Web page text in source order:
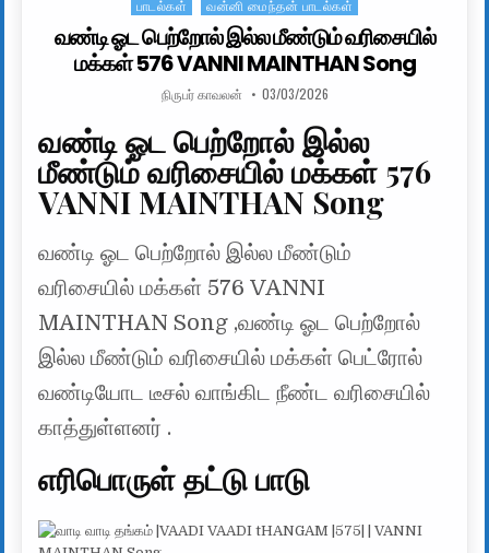
Posted in
பாடல்கள் வன்னி மைந்தன் பாடல்கள்
வண்டி ஓட பெற்றோல் இல்ல மீண்டும் வரிசையில்
மக்கள் 576 VANNI MAINTHAN Song
AUTHOR:
நிருபர் காவலன் PUBLISHED DATE:
03/03/2026
வண்டி ஓட பெற்றோல் இல்ல
மீண்டும் வரிசையில் மக்கள் 576
VANNI MAINTHAN Song
வண்டி ஓட பெற்றோல் இல்ல மீண்டும்
வரிசையில் மக்கள் 576 VANNI
MAINTHAN Song ,வண்டி ஓட பெற்றோல்
இல்ல மீண்டும் வரிசையில் மக்கள் பெட்ரோல்
வண்டியோட டீசல் வாங்கிட நீண்ட வரிசையில்
காத்துள்ளனர் .
எரிபொருள் தட்டு பாடு